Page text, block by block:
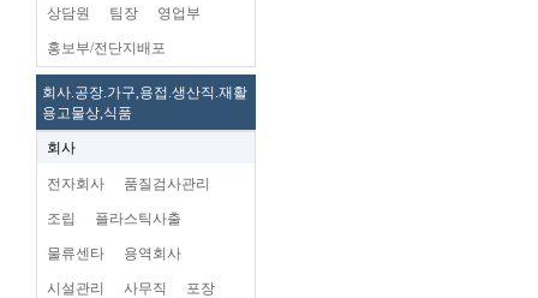
상담원 팀장 영업부
홍보부/전단지배포
회사.공장.가구,용접.생산직.재활
용고물상,식품
회사
전자회사 품질검사관리
조립 플라스틱사출
물류센타 용역회사
시설관리 사무직 포장